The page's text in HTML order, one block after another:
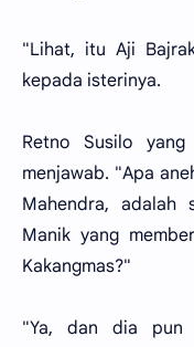
"Lihat, itu Aji
kepada isterinya.
Retno Susilo
menjawab. "Apa
Mahendra, adalah
Manik yang
Kakangmas?"
"Ya, dan dia pun